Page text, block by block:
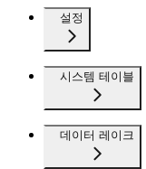
설정
시스템 테이블
데이터 레이크